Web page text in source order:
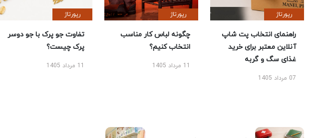
رپورتاژ
راهنمای انتخاب پت شاپ
آنلاین معتبر برای خرید
غذای سگ و گربه
07 مرداد 1405
رپورتاژ
چگونه لباس کار مناسب
انتخاب کنیم؟
11 مرداد 1405
رپورتاژ
تفاوت جو پرک با جو دوسر
پرک چیست؟
11 مرداد 1405